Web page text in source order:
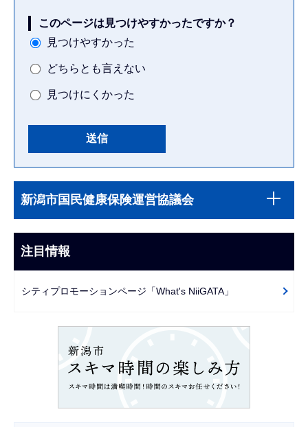
このページは見つけやすかったですか？
見つけやすかった
どちらとも言えない
見つけにくかった
文
こ
ま
で
サ
ブ
ビ
ー
新潟市国民健康保険運営協議会
注目情報
シティプロモーションページ「What's NiiGATA」